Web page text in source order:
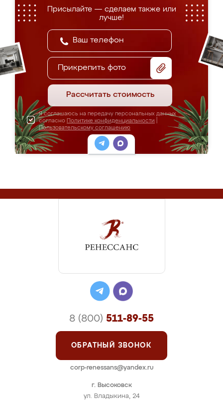
Присылайте — сделаем также или
лучше!
Прикрепить фото
Рассчитать стоимость
Я соглашаюсь на передачу персональных данных
согласно Политике конфиденциальности
Пользовательскому соглашению
г. Высоковск
ул. Владыкина, 24
8 (800) 511-89-55
ОБРАТНЫЙ ЗВОНОК
corp-renessans@yandex.ru